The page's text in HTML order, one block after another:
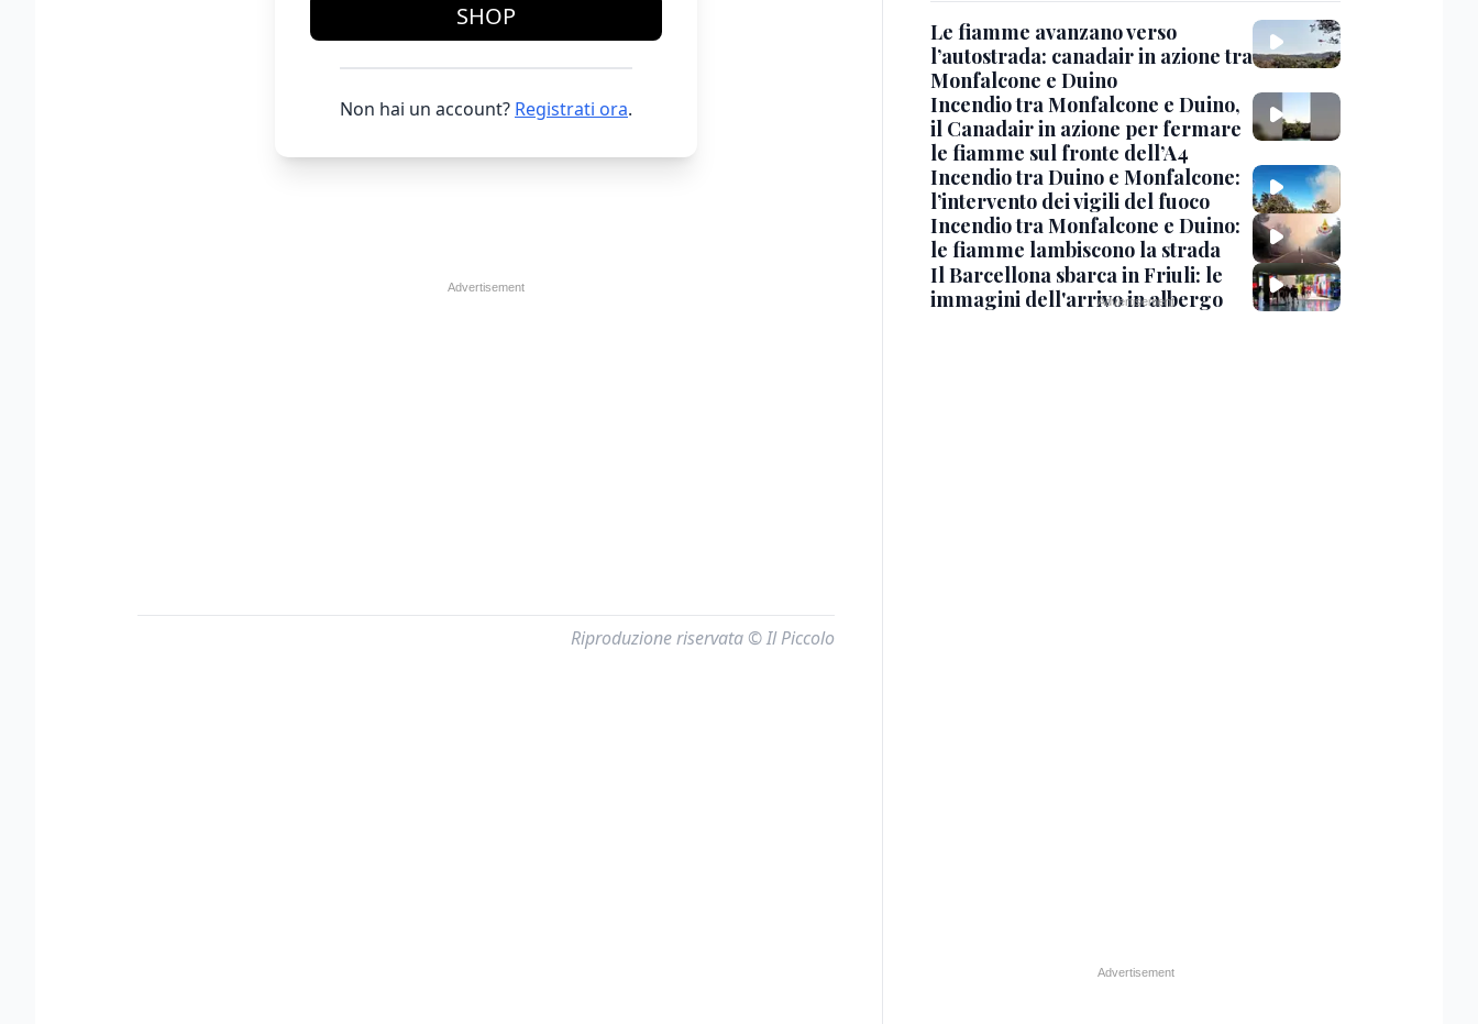
SHOP
Non hai un account? Registrati ora.
Riproduzione riservata © Il Piccolo
Le fiamme avanzano verso
l’autostrada: canadair in azione tra
Monfalcone e Duino
Incendio tra Monfalcone e Duino,
il Canadair in azione per fermare
le fiamme sul fronte dell’A4
Incendio tra Duino e Monfalcone:
l’intervento dei vigili del fuoco
Incendio tra Monfalcone e Duino:
le fiamme lambiscono la strada
Il Barcellona sbarca in Friuli: le
immagini dell'arrivo in albergo